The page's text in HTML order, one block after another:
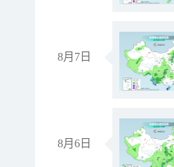
8月7日
8月6日